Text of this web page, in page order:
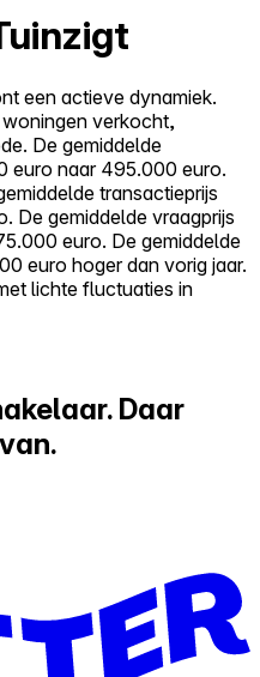
een actieve dynamiek.
verkocht,
De gemiddelde
euro naar 495.000 euro.
transactieprijs
De gemiddelde vraagprijs
euro. De gemiddelde
euro hoger dan vorig jaar.
lichte fluctuaties in
Daar